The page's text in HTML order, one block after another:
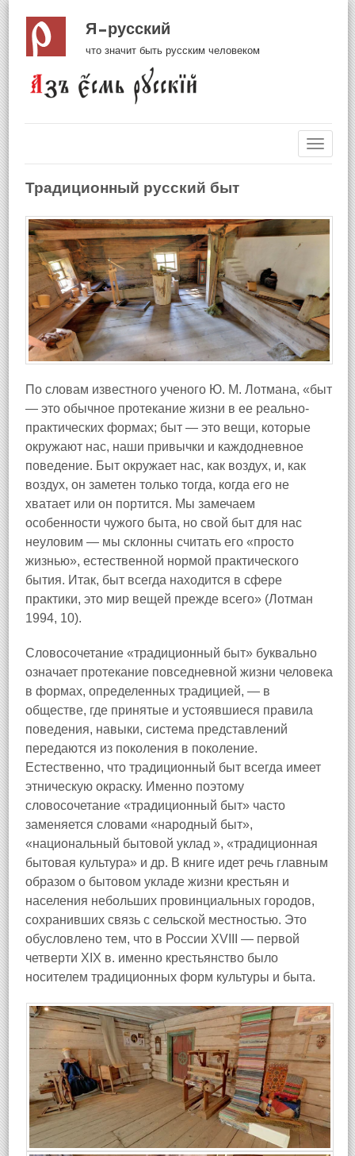
Я русский
что значит быть русским человеком
Традиционный русский быт
По словам известного ученого Ю. М. Лотмана, «быт
— это обычное протекание жизни в ее реально-
практических формах; быт — это вещи, которые
окружают нас, наши привычки и каждодневное
поведение. Быт окружает нас, как воздух, и, как
воздух, он заметен только тогда, когда его не
хватает или он портится. Мы замечаем
особенности чужого быта, но свой быт для нас
неуловим — мы склонны считать его «просто
жизнью», естественной нормой практического
бытия. Итак, быт всегда находится в сфере
практики, это мир вещей прежде всего» (Лотман
1994, 10).
Словосочетание «традиционный быт» буквально
означает протекание повседневной жизни человека
в формах, определенных традицией, — в
обществе, где принятые и устоявшиеся правила
поведения, навыки, система представлений
передаются из поколения в поколение.
Естественно, что традиционный быт всегда имеет
этническую окраску. Именно поэтому
словосочетание «традиционный быт» часто
заменяется словами «народный быт»,
«национальный бытовой уклад », «традиционная
бытовая культура» и др. В книге идет речь главным
образом о бытовом укладе жизни крестьян и
населения небольших провинциальных городов,
сохранивших связь с сельской местностью. Это
обусловлено тем, что в России XVIII — первой
четверти XIX в. именно крестьянство было
носителем традиционных форм культуры и быта.